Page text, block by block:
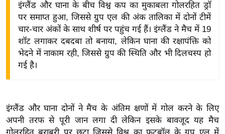
द्यो
शे
ष
इंग्लैंड और घाना के बीच विश्व कप का मुकाबला गोलरहित ड्रॉ
पर समाप्त हुआ, जिससे ग्रुप एल की अंक तालिका में दोनों टीमें
चार-चार अंकों के साथ शीर्ष पर पहुंच गई हैं। इंग्लैंड ने मैच में 19
शॉट लगाकर दबदबा तो बनाया, लेकिन घाना की रक्षापंक्ति को
भेदने में नाकाम रही, जिससे ग्रुप की स्थिति और भी दिलचस्प हो
गई है।
इंग्लैंड और घाना दोनों ने मैच के अंतिम क्षणों में गोल करने के लिए
अपनी तरफ से पूरी जान लगा दी लेकिन इसके बावजूद यह मैच